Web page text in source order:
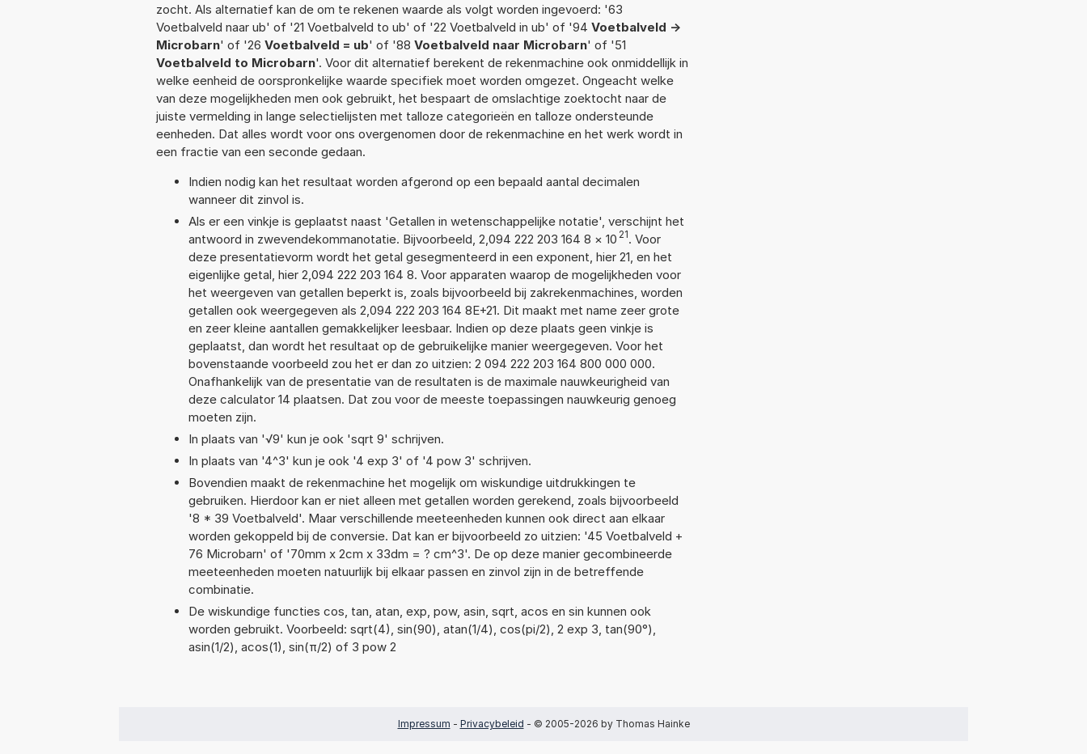
zocht. Als alternatief kan de om te rekenen waarde als volgt worden ingevoerd: '63
Voetbalveld naar ub' of '21 Voetbalveld to ub' of '22 Voetbalveld in ub' of '94 Voetbalveld ->
Microbarn' of '26 Voetbalveld = ub' of '88 Voetbalveld naar Microbarn' of '51
Voetbalveld to Microbarn'. Voor dit alternatief berekent de rekenmachine ook onmiddellijk in
welke eenheid de oorspronkelijke waarde specifiek moet worden omgezet. Ongeacht welke
van deze mogelijkheden men ook gebruikt, het bespaart de omslachtige zoektocht naar de
juiste vermelding in lange selectielijsten met talloze categorieën en talloze ondersteunde
eenheden. Dat alles wordt voor ons overgenomen door de rekenmachine en het werk wordt in
een fractie van een seconde gedaan.
Indien nodig kan het resultaat worden afgerond op een bepaald aantal decimalen
wanneer dit zinvol is.
Als er een vinkje is geplaatst naast 'Getallen in wetenschappelijke notatie', verschijnt het
antwoord in zwevendekommanotatie. Bijvoorbeeld, 2,094 222 203 164 8 × 10 21. Voor
deze presentatievorm wordt het getal gesegmenteerd in een exponent, hier 21, en het
eigenlijke getal, hier 2,094 222 203 164 8. Voor apparaten waarop de mogelijkheden voor
het weergeven van getallen beperkt is, zoals bijvoorbeeld bij zakrekenmachines, worden
getallen ook weergegeven als 2,094 222 203 164 8E+21. Dit maakt met name zeer grote
en zeer kleine aantallen gemakkelijker leesbaar. Indien op deze plaats geen vinkje is
geplaatst, dan wordt het resultaat op de gebruikelijke manier weergegeven. Voor het
bovenstaande voorbeeld zou het er dan zo uitzien: 2 094 222 203 164 800 000 000.
Onafhankelijk van de presentatie van de resultaten is de maximale nauwkeurigheid van
deze calculator 14 plaatsen. Dat zou voor de meeste toepassingen nauwkeurig genoeg
moeten zijn.
In plaats van '√9' kun je ook 'sqrt 9' schrijven.
In plaats van '4^3' kun je ook '4 exp 3' of '4 pow 3' schrijven.
Bovendien maakt de rekenmachine het mogelijk om wiskundige uitdrukkingen te
gebruiken. Hierdoor kan er niet alleen met getallen worden gerekend, zoals bijvoorbeeld
'8 * 39 Voetbalveld'. Maar verschillende meeteenheden kunnen ook direct aan elkaar
worden gekoppeld bij de conversie. Dat kan er bijvoorbeeld zo uitzien: '45 Voetbalveld +
76 Microbarn' of '70mm x 2cm x 33dm = ? cm^3'. De op deze manier gecombineerde
meeteenheden moeten natuurlijk bij elkaar passen en zinvol zijn in de betreffende
combinatie.
De wiskundige functies cos, tan, atan, exp, pow, asin, sqrt, acos en sin kunnen ook
worden gebruikt. Voorbeeld: sqrt(4), sin(90), atan(1/4), cos(pi/2), 2 exp 3, tan(90°),
asin(1/2), acos(1), sin(π/2) of 3 pow 2
Impressum - Privacybeleid - © 2005-2026 by Thomas Hainke